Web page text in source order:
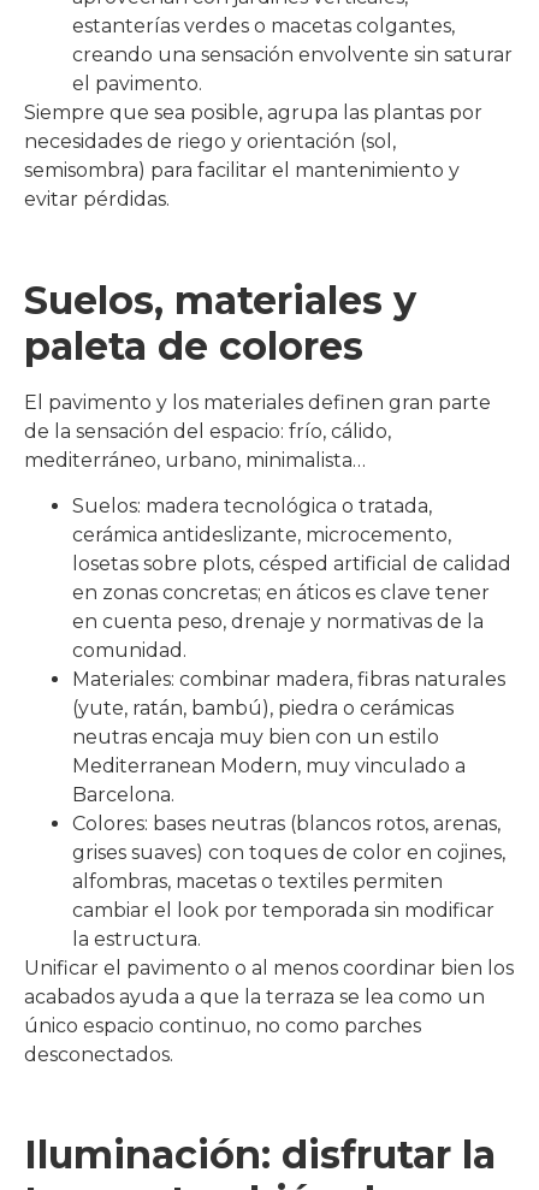
estanterías verdes o macetas colgantes,
creando una sensación envolvente sin saturar
el pavimento.
Siempre que sea posible, agrupa las plantas por
necesidades de riego y orientación (sol,
semisombra) para facilitar el mantenimiento y
evitar pérdidas.
Suelos, materiales y
paleta de colores
El pavimento y los materiales definen gran parte
de la sensación del espacio: frío, cálido,
mediterráneo, urbano, minimalista…
Suelos: madera tecnológica o tratada,
cerámica antideslizante, microcemento,
losetas sobre plots, césped artificial de calidad
en zonas concretas; en áticos es clave tener
en cuenta peso, drenaje y normativas de la
comunidad.
Materiales: combinar madera, fibras naturales
(yute, ratán, bambú), piedra o cerámicas
neutras encaja muy bien con un estilo
Mediterranean Modern, muy vinculado a
Barcelona.​
Colores: bases neutras (blancos rotos, arenas,
grises suaves) con toques de color en cojines,
alfombras, macetas o textiles permiten
cambiar el look por temporada sin modificar
la estructura.
Unificar el pavimento o al menos coordinar bien los
acabados ayuda a que la terraza se lea como un
único espacio continuo, no como parches
desconectados.
Iluminación: disfrutar la